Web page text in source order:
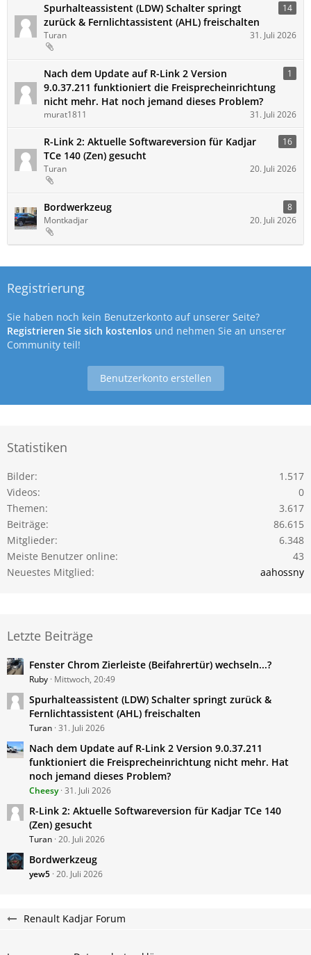
Spurhalteassistent (LDW) Schalter springt
zurück & Fernlichtassistent (AHL) freischalten
14
Turan 31. Juli 2026
Nach dem Update auf R-Link 2 Version
9.0.37.211 funktioniert die Freisprecheinrichtung
nicht mehr. Hat noch jemand dieses Problem?
1
murat1811 31. Juli 2026
R-Link 2: Aktuelle Softwareversion für Kadjar
TCe 140 (Zen) gesucht
16
Turan 20. Juli 2026
Bordwerkzeug
8
Montkadjar
20. Juli 2026
Registrierung
Sie haben noch kein Benutzerkonto auf unserer Seite?
Registrieren Sie sich kostenlos und nehmen Sie an unserer
Community teil!
Benutzerkonto erstellen
Statistiken
Bilder
1.517
Videos
0
Themen
3.617
Beiträge
86.615
Mitglieder
6.348
Meiste Benutzer online
43
Neuestes Mitglied
aahossny
Letzte Beiträge
Fenster Chrom Zierleiste (Beifahrertür) wechseln...?
Ruby Mittwoch, 20:49
Spurhalteassistent (LDW) Schalter springt zurück &
Fernlichtassistent (AHL) freischalten
Turan 31. Juli 2026
Nach dem Update auf R-Link 2 Version 9.0.37.211
funktioniert die Freisprecheinrichtung nicht mehr. Hat
noch jemand dieses Problem?
Cheesy 31. Juli 2026
R-Link 2: Aktuelle Softwareversion für Kadjar TCe 140
(Zen) gesucht
Turan 20. Juli 2026
Bordwerkzeug
yew5 20. Juli 2026
Renault Kadjar Forum